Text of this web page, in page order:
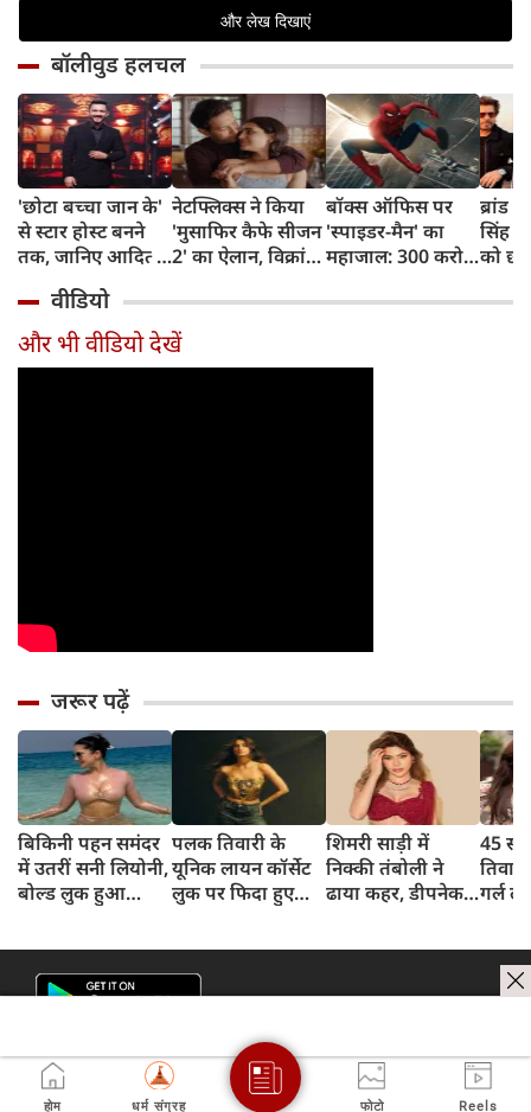
बॉलीवुड हलचल
'छोटा बच्चा जान के'
से स्टार होस्ट बनने
तक, जानिए आदित्य
सफर
नेटफ्लिक्स ने किया
'मुसाफिर कैफे सीजन
2' का ऐलान, विक्रांत
अधूरी मोहब्बत की
कहानी पूरी करने
बॉक्स ऑफिस पर
'स्पाइडर-मैन' का
महाजाल: 300 करोड़
पर नजर
ब्रांड
सिंह ने
को
नंबर-1
वीडियो
और भी वीडियो देखें
जरूर पढ़ें
बिकिनी पहन समंदर
में उतरीं सनी लियोनी,
बोल्ड लुक हुआ
पलक तिवारी के
यूनिक लायन कॉर्सेट
लुक पर फिदा हुए
शिमरी साड़ी में
निक्की तंबोली ने
ढाया कहर, डीपनेक
45
गर्ल
होम धर्म संग्रह फोटो Reels